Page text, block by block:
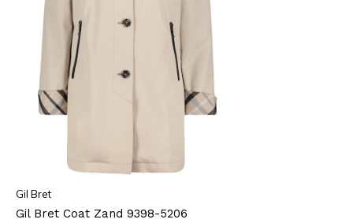
Gil Bret
Gil Bret Coat Zand 9398-5206